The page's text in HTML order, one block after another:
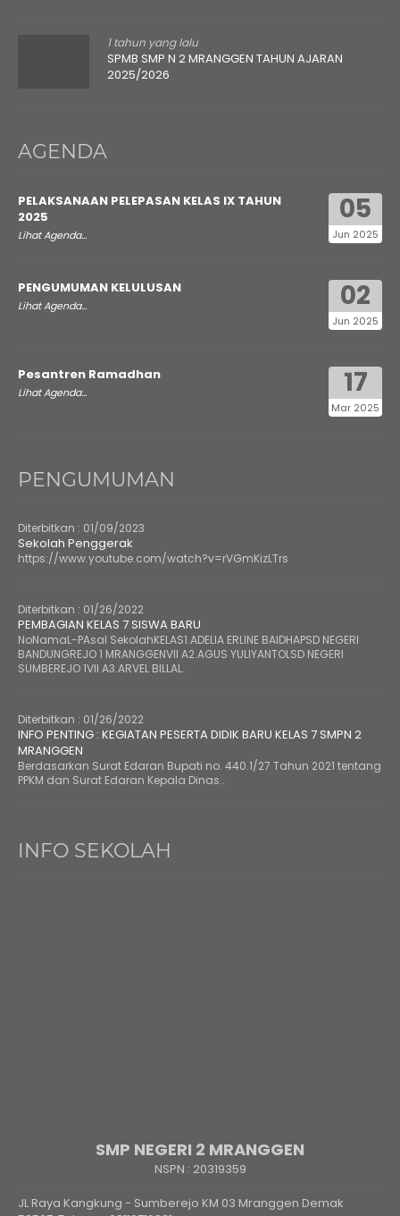
1 tahun yang lalu
SPMB SMP N 2 MRANGGEN TAHUN AJARAN
2025/2026
AGENDA
05
Jun 2025
PELAKSANAAN PELEPASAN KELAS IX TAHUN
2025
Lihat Agenda...
02
Jun 2025
PENGUMUMAN KELULUSAN
Lihat Agenda...
17
Mar 2025
Pesantren Ramadhan
Lihat Agenda...
PENGUMUMAN
Diterbitkan : 01/09/2023
Sekolah Penggerak
https://www.youtube.com/watch?v=rVGmKizLTrs
Diterbitkan : 01/26/2022
PEMBAGIAN KELAS 7 SISWA BARU
NoNamaL-PAsal SekolahKELAS1.ADELIA ERLINE BAIDHAPSD NEGERI
BANDUNGREJO 1 MRANGGENVII A2.AGUS YULIYANTOLSD NEGERI
SUMBEREJO 1VII A3.ARVEL BILLAL..
Diterbitkan : 01/26/2022
INFO PENTING : KEGIATAN PESERTA DIDIK BARU KELAS 7 SMPN 2
MRANGGEN
Berdasarkan Surat Edaran Bupati no. 440.1/27 Tahun 2021 tentang
PPKM dan Surat Edaran Kepala Dinas..
INFO SEKOLAH
SMP NEGERI 2 MRANGGEN
NSPN : 20319359
JL Raya Kangkung - Sumberejo KM 03 Mranggen Demak